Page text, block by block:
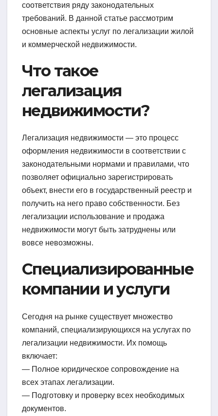
соответствия ряду законодательных
требований. В данной статье рассмотрим
основные аспекты услуг по легализации жилой
и коммерческой недвижимости.
Что такое
легализация
недвижимости?
Легализация недвижимости — это процесс
оформления недвижимости в соответствии с
законодательными нормами и правилами, что
позволяет официально зарегистрировать
объект, внести его в государственный реестр и
получить на него право собственности. Без
легализации использование и продажа
недвижимости могут быть затруднены или
вовсе невозможны.
Специализированные
компании и услуги
Сегодня на рынке существует множество
компаний, специализирующихся на услугах по
легализации недвижимости. Их помощь
включает:
— Полное юридическое сопровождение на
всех этапах легализации.
— Подготовку и проверку всех необходимых
документов.